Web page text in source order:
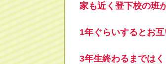
家も近く登下校の班
1年ぐらいするとお
3年生終わるまでは